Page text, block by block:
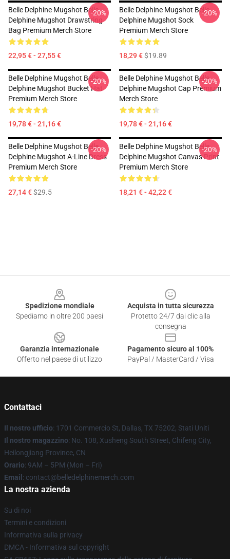
Belle Delphine Mugshot Belle
Delphine Mugshot Drawstring
Bag Premium Merch Store
22,95 € - 27,55 €
-20%
Belle Delphine Mugshot Belle
Delphine Mugshot Sock
Premium Merch Store
18,29 €$19.89
-20%
Belle Delphine Mugshot Belle
Delphine Mugshot Bucket Hat
Premium Merch Store
19,78 € - 21,16 €
-20%
Belle Delphine Mugshot Belle
Delphine Mugshot Cap Premium
Merch Store
19,78 € - 21,16 €
-20%
Belle Delphine Mugshot Belle
Delphine Mugshot A-Line Dress
Premium Merch Store
27,14 €$29.5
-20%
Belle Delphine Mugshot Belle
Delphine Mugshot Canvas Print
Premium Merch Store
18,21 € - 42,22 €
-20%
Spedizione mondiale
Spediamo in oltre 200 paesi
Acquista in tutta sicurezza
Protetto 24/7 dai clic alla
consegna
Garanzia internazionale
Offerto nel paese di utilizzo
Pagamento sicuro al 100%
PayPal / MasterCard / Visa
Contattaci
Il nostro ufficio: 1701 Commercio St, Dallas, TX 75202, Stati Uniti
Il nostro magazzino: No. 108, Xusheng South Street, Chifeng City,
Heilongjiang Province, CN
Orario: 9AM – 5PM (Mon – Fri)
Email : contact@belledelphinemerch.com
La nostra azienda
Su di noi
Termini e condizioni
Informativa sulla privacy
DMCA - Informativa sul copyright